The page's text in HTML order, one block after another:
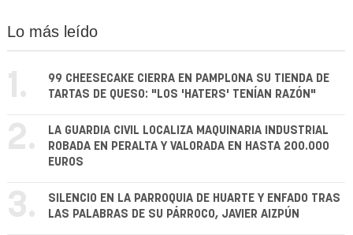
Lo más leído
1.
99 CHEESECAKE CIERRA EN PAMPLONA SU TIENDA DE
TARTAS DE QUESO: "LOS 'HATERS' TENÍAN RAZÓN"
2.
LA GUARDIA CIVIL LOCALIZA MAQUINARIA INDUSTRIAL
ROBADA EN PERALTA Y VALORADA EN HASTA 200.000
EUROS
3.
SILENCIO EN LA PARROQUIA DE HUARTE Y ENFADO TRAS
LAS PALABRAS DE SU PÁRROCO, JAVIER AIZPÚN